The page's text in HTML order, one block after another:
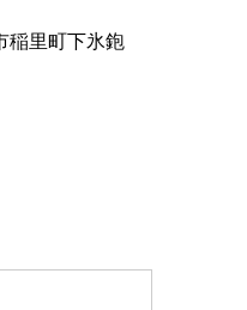
稲里町下氷鉋